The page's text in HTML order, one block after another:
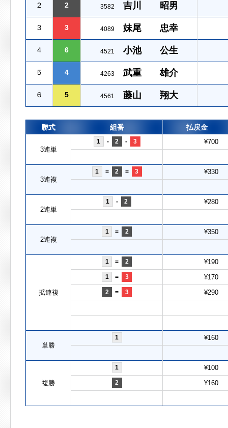
２ 2 3582 吉川 昭男
３ 3 4089 妹尾 忠幸
４ 6 4521 小池 公生
５ 4 4263 武重 雄介
６ 5 4561 藤山 翔大
勝式 組番 払戻金
3連単
1 - 2 - 3 ¥700
3連複
1 = 2 = 3 ¥330
2連単
1 - 2 ¥280
2連複
1 = 2 ¥350
拡連複
1 = 2 ¥190
1 = 3 ¥170
2 = 3 ¥290
単勝
1 ¥160
複勝
1 ¥100
2 ¥160